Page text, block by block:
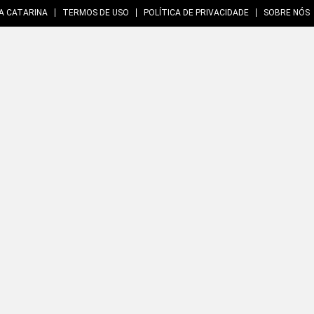
CATARINA TERMOS DE USO POLÍTICA DE PRIVACIDADE SOBRE NÓS